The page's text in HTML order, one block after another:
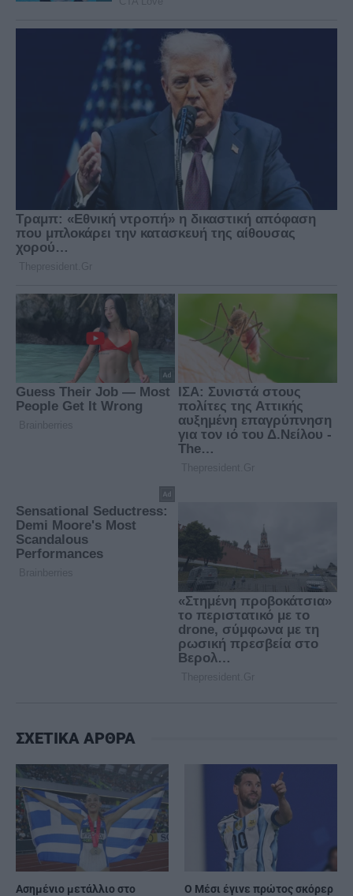
ΣΧΕΤΙΚΑ ΑΡΘΡΑ
Ασημένιο μετάλλιο στο
Ο Μέσι έγινε πρώτος σκόρερ